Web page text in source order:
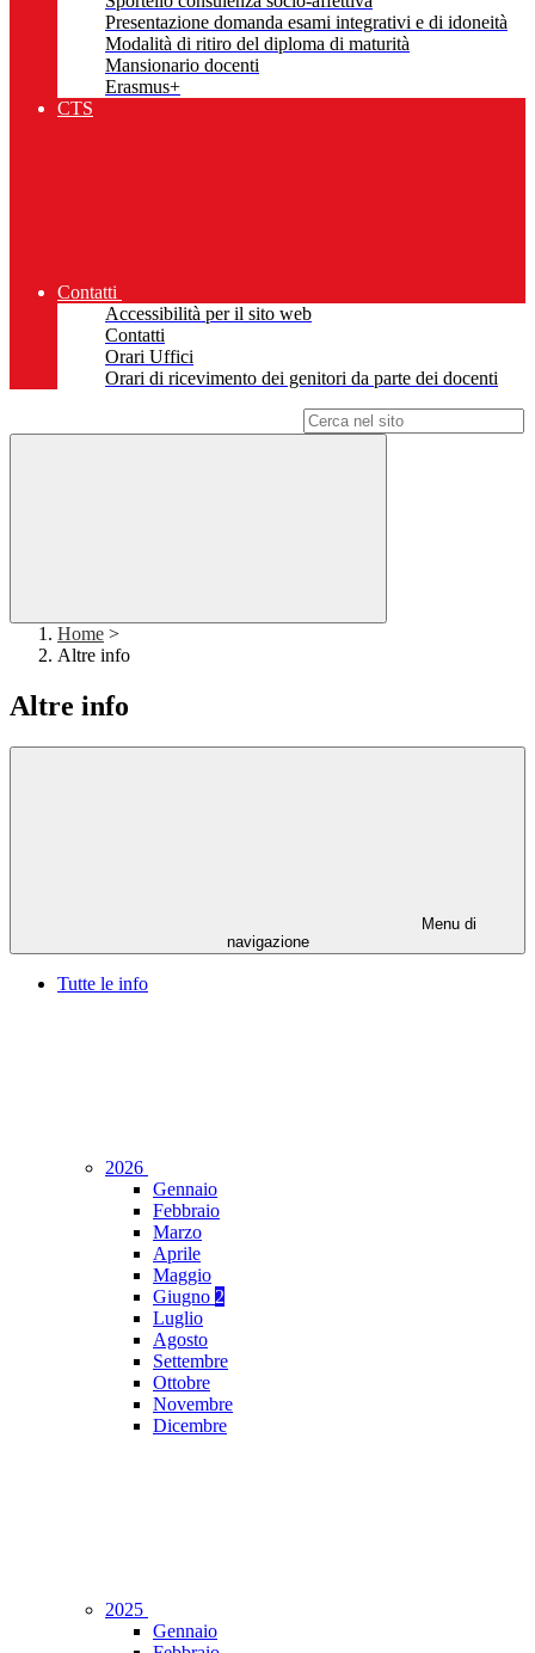
Presentazione domanda esami integrativi e di idoneità
Modalità di ritiro del diploma di maturità
Mansionario docenti
Erasmus+
CTS
Contatti
Accessibilità per il sito web
Contatti
Orari Uffici
Orari di ricevimento dei genitori da parte dei docenti
Home >
Altre info
Altre info
Menu di
navigazione
Tutte le info
2026
Gennaio
Febbraio
Marzo
Aprile
Maggio
Giugno 2
Luglio
Agosto
Settembre
Ottobre
Novembre
Dicembre
2025
Gennaio